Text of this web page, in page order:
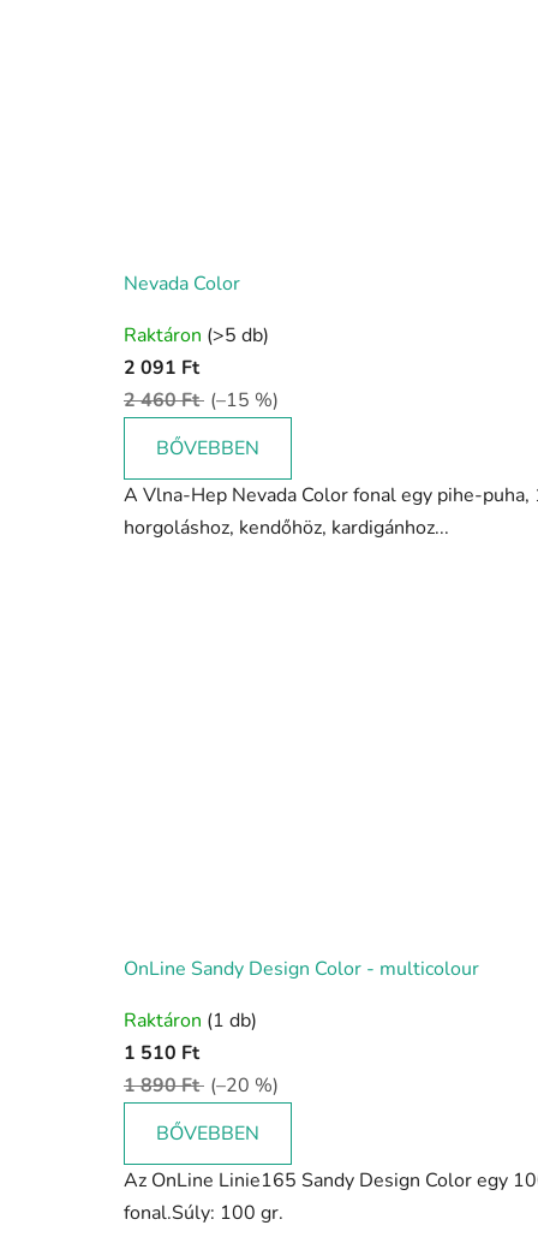
Nevada Color
termék
átlagos
értékelése
ből
5,0
csillag.
Raktáron (>5 db)
2 091 Ft
2 460 Ft (–15 %)
BŐVEBBEN
A Vlna-Hep Nevada Color fonal egy pihe-
horgoláshoz, kendőhöz, kardigánhoz...
OnLine Sandy Design Color - multicolour
termék
átlagos
értékelése
ből
5,0
csillag.
Raktáron (1 db)
1 510 Ft
1 890 Ft (–20 %)
BŐVEBBEN
Az OnLine Linie165 Sandy Design Color egy
fonal.Súly: 100 gr.